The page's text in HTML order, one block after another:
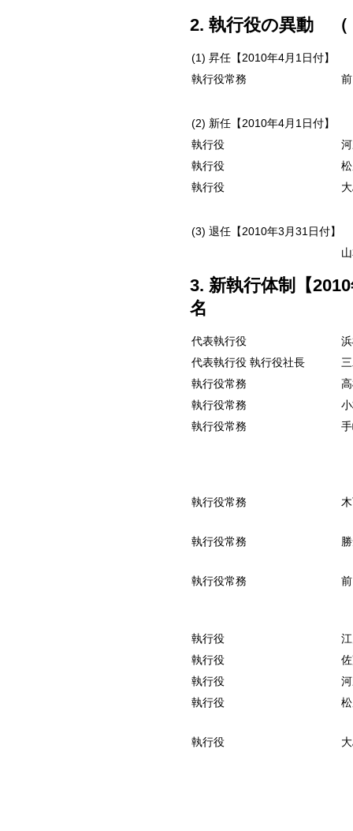
2. 執行役の異動 （
(1) 昇任【2010年4月1日付】
執行役常務
(2) 新任【2010年4月1日付】
執行役
執行役
執行役
(3) 退任【2010年3月31日付】
3. 新執行体制【
名
代表執行役
代表執行役 執行役社長
執行役常務
執行役常務
執行役常務
執行役常務
執行役常務
執行役常務
執行役
執行役
執行役
執行役
執行役